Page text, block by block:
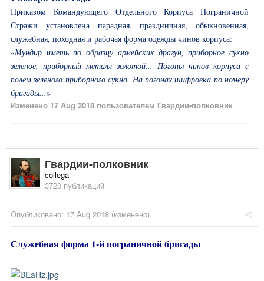
Приказом Командующего Отдельного Корпуса Пограничной
Стражи установлена парадная, праздничная, обыкновенная,
служебная, походная и рабочая форма одежды чинов корпуса:
«Мундир иметь по образцу армейских драгун, приборное сукно
зеленое, приборный металл золотой... Погоны чинов корпуса с
полем зеленого приборного сукна. На погонах шифровка по номеру
бригады...»
Изменено 17 Aug 2018 пользователем Гвардии-полковник
Гвардии-полковник
collega
3720 публикаций
Опубликовано: 17 Aug 2018 (изменено)
Служебная форма 1-й пограничной бригады